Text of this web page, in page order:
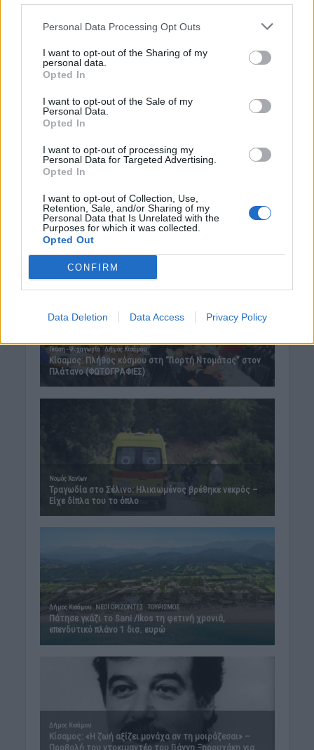
Personal Data Processing Opt Outs
I want to opt-out of the Sharing of my
personal data.
Opted In
I want to opt-out of the Sale of my
Personal Data.
Opted In
I want to opt-out of processing my
Personal Data for Targeted Advertising.
Opted In
I want to opt-out of Collection, Use,
Retention, Sale, and/or Sharing of my
Personal Data that Is Unrelated with the
Purposes for which it was collected.
Opted Out
CONFIRM
Data Deletion Data Access Privacy Policy
ψηφιακό χάος
γλυκό της Κρήτης
7 Αυγούστου 2026 13:11
43 χρόνια από τη μέρα που ο
Παπαδόσηφος εκτέλεσε μέσα στο
(ΒΙΝΤΕΟ)
7 Αυγούστου 2026 12:44
Δημοφιλή αυτή την εβδομάδα